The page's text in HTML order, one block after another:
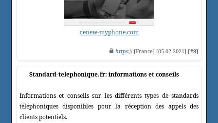
renew-myphone.com
https:// [France] [05-02-2021] [#8]
Standard-telephonique.fr: informations et conseils
Informations et conseils sur les différents types de standards
téléphoniques disponibles pour la réception des appels des
clients potentiels.